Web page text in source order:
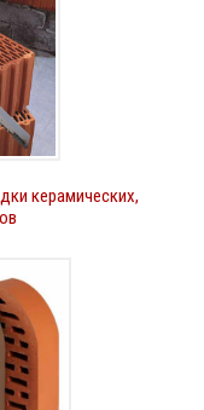
керамических,